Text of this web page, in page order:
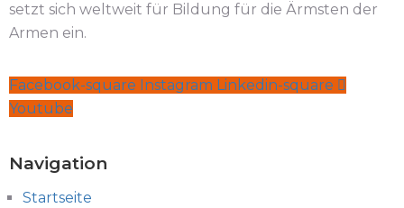
setzt sich weltweit für Bildung für die Ärmsten der
Armen ein.
Facebook-square Instagram Linkedin-square
Youtube
Navigation
Startseite